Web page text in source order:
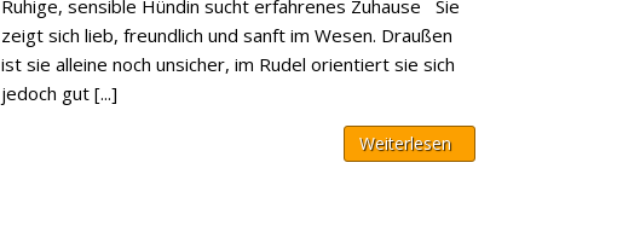
Ruhige, sensible Hündin sucht erfahrenes Zuhause Sie
zeigt sich lieb, freundlich und sanft im Wesen. Draußen
ist sie alleine noch unsicher, im Rudel orientiert sie sich
jedoch gut [...]
Weiterlesen